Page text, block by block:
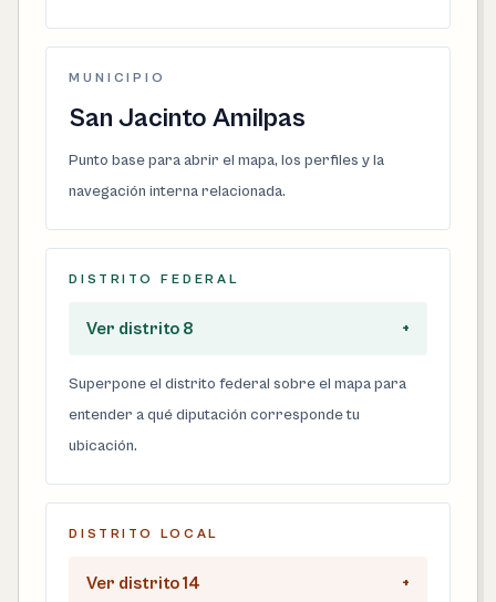
MUNICIPIO
San Jacinto Amilpas
Punto base para abrir el mapa, los perfiles y la
navegación interna relacionada.
DISTRITO FEDERAL
Ver distrito 8 +
Superpone el distrito federal sobre el mapa para
entender a qué diputación corresponde tu
ubicación.
DISTRITO LOCAL
Ver distrito 14 +